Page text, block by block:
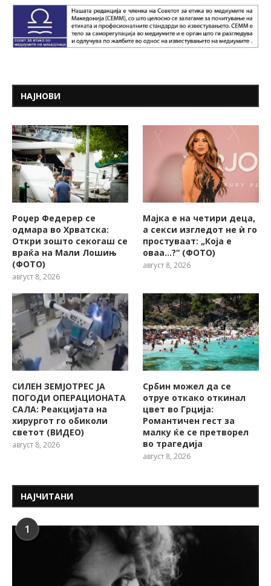
НАЈНОВИ
Роџер Федерер се
одмара во Хрватска:
Откри зошто секогаш се
враќа на Мали Лошињ
(ФОТО)
август 8, 2026
Мајка е на четири деца,
а секси изгледот не ѝ го
простуваат: „Која е
оваа…?“ (ФОТО)
август 8, 2026
СИЛЕН ЗЕМЈОТРЕС ЈА
ПОГОДИ ОПЕРАЦИОНАТА
САЛА: Реакцијата на
хирургот го обиколи
светот (ВИДЕО)
август 8, 2026
Србин можел да се
отруе откако откинал
цвет во Грција:
Романтичен гест за
малку ќе се претворел
во трагедија
август 8, 2026
НАЈЧИТАНИ
1